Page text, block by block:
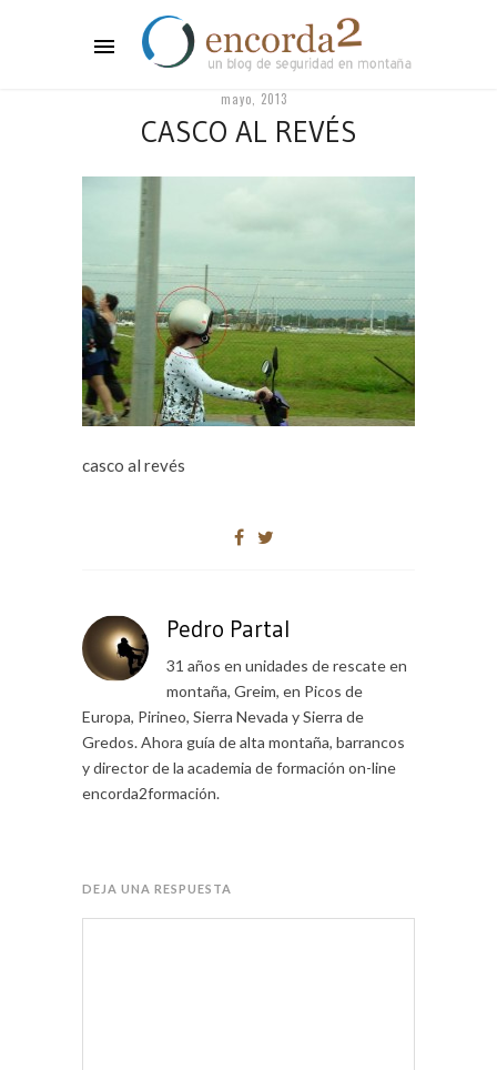
mayo, 2013
CASCO AL REVÉS
casco al revés
Pedro Partal
31 años en unidades de rescate en
montaña, Greim, en Picos de
Europa, Pirineo, Sierra Nevada y Sierra de
Gredos. Ahora guía de alta montaña, barrancos
y director de la academia de formación on-line
encorda2formación.
DEJA UNA RESPUESTA